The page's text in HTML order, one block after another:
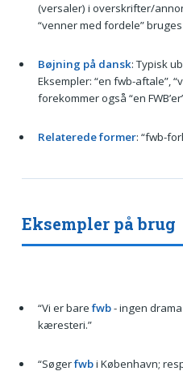
(versaler) i overskrifter/
“venner med fordele”
Bøjning på dansk: Typisk
Eksempler: “en fwb-aftale”,
forekommer også “en
Relaterede former: “fwb-
Eksempler på brug
“Vi er barefwb- ingen
kæresteri.”
“Søgerfwbi København;